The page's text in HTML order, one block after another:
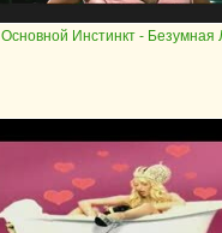
Основной Инстинкт - Безумная